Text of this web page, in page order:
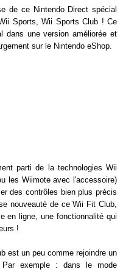
de ce Nintendo Direct spécial
Sports, Wii Sports Club ! Ce
dans une version améliorée et
sur le Nintendo eShop.
parti de la technologies Wii
les Wiimote avec l'accessoire)
des contrôles bien plus précis
nouveauté de ce Wii Fit Club,
en ligne, une fonctionnalité qui
!
est un peu comme rejoindre un
exemple : dans le mode